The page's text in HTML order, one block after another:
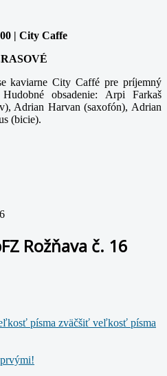
| City Caffe
kaviarne City Caffé pre príjemný
obsadenie: Arpi Farkaš
Adrian Harvan (saxofón), Adrian
(bicie).
Rožňava č. 16
písma zväčšiť veľkosť písma